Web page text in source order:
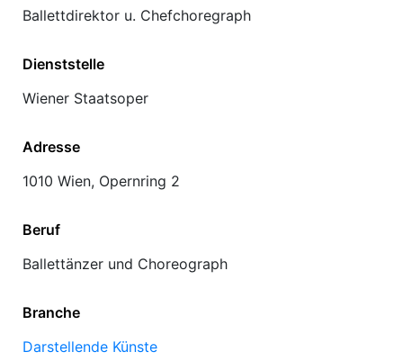
Ballettdirektor u. Chefchoregraph
Dienststelle
Wiener Staatsoper
Adresse
1010 Wien, Opernring 2
Beruf
Ballettänzer und Choreograph
Branche
Darstellende Künste